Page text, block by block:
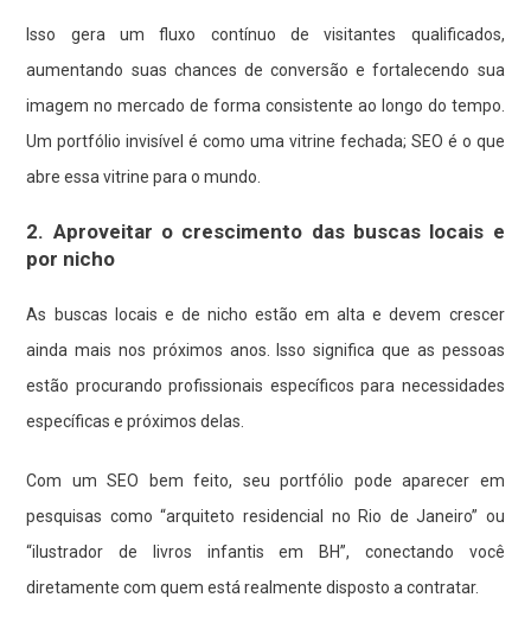
Isso gera um fluxo contínuo de visitantes qualificados,
aumentando suas chances de conversão e fortalecendo sua
imagem no mercado de forma consistente ao longo do tempo.
Um portfólio invisível é como uma vitrine fechada; SEO é o que
abre essa vitrine para o mundo.
2. Aproveitar o crescimento das buscas locais e
por nicho
As buscas locais e de nicho estão em alta e devem crescer
ainda mais nos próximos anos. Isso significa que as pessoas
estão procurando profissionais específicos para necessidades
específicas e próximos delas.
Com um SEO bem feito, seu portfólio pode aparecer em
pesquisas como “arquiteto residencial no Rio de Janeiro” ou
“ilustrador de livros infantis em BH”, conectando você
diretamente com quem está realmente disposto a contratar.